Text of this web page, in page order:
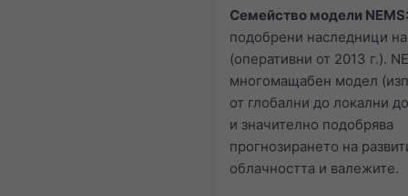
Семейство модели NEMS:
подобрени наследници
(оперативни от 2013 г.).
многомащабен модел
от глобални до локални
и значително подобрява
прогнозирането на
облачността и валежите.